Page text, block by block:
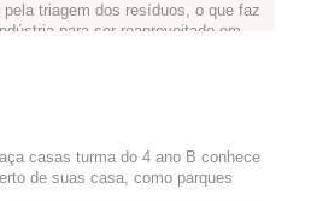
triagem dos resíduos, o que faz
para ser reaproveitado em
comunidade para dar uma
e colaborar com esse
casas turma do 4 ano B conhece
de suas casa, como parques